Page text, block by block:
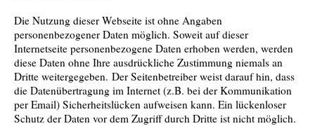
Die Nutzung dieser Webseite ist ohne Angaben
personenbezogener Daten möglich. Soweit auf dieser
Internetseite personenbezogene Daten erhoben werden, werden
diese Daten ohne Ihre ausdrückliche Zustimmung niemals an
Dritte weitergegeben. Der Seitenbetreiber weist darauf hin, dass
die Datenübertragung im Internet (z.B. bei der Kommunikation
per Email) Sicherheitslücken aufweisen kann. Ein lückenloser
Schutz der Daten vor dem Zugriff durch Dritte ist nicht möglich.